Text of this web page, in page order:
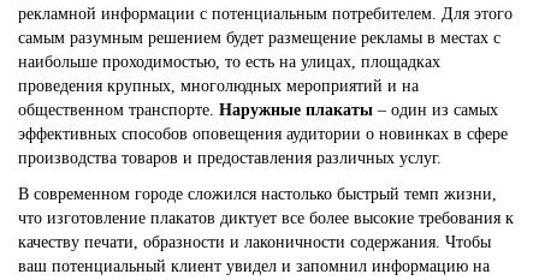
рекламной информации с потенциальным потребителем. Для этого
самым разумным решением будет размещение рекламы в местах с
наибольше проходимостью, то есть на улицах, площадках
проведения крупных, многолюдных мероприятий и на
общественном транспорте. Наружные плакаты – один из самых
эффективных способов оповещения аудитории о новинках в сфере
производства товаров и предоставления различных услуг.
В современном городе сложился настолько быстрый темп жизни,
что изготовление плакатов диктует все более высокие требования к
качеству печати, образности и лаконичности содержания. Чтобы
ваш потенциальный клиент увидел и запомнил информацию на